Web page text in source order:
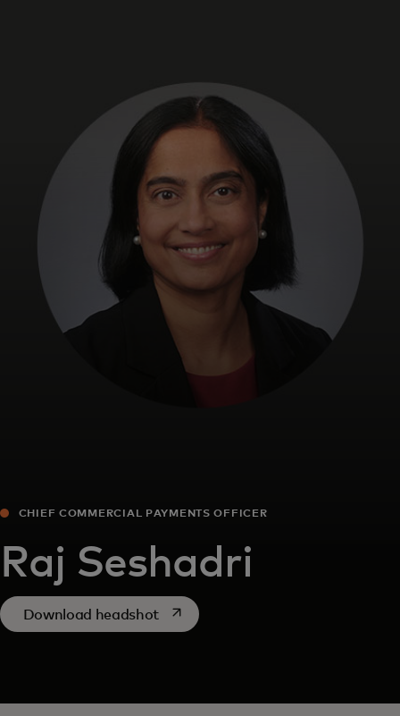
Для бизнеса
Для всего мира
Для новаторов
Новости и тренды
CHIEF COMMERCIAL PAYMENTS OFFICER
Raj Seshadri
Download headshotopens in a new tab